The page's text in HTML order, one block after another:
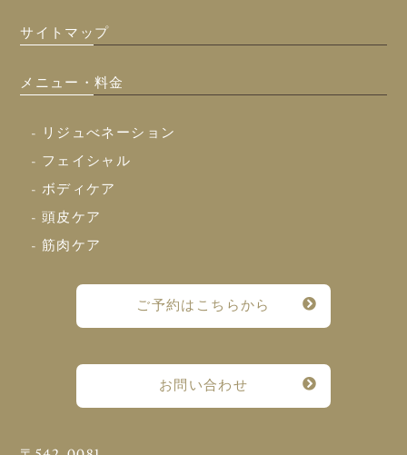
サイトマップ
メニュー・料金
- リジュべネーション
- フェイシャル
- ボディケア
- 頭皮ケア
- 筋肉ケア
ご予約はこちらから
お問い合わせ